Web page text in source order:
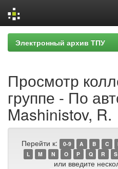
Skip
navigation
Электронный архив ТПУ
Просмотр
группе - По
Mashinistov, R.
Перейти к: 0-9 A B C
L
M N O P Q R S
или введите